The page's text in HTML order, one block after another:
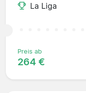
La Liga
Preis ab
264 €